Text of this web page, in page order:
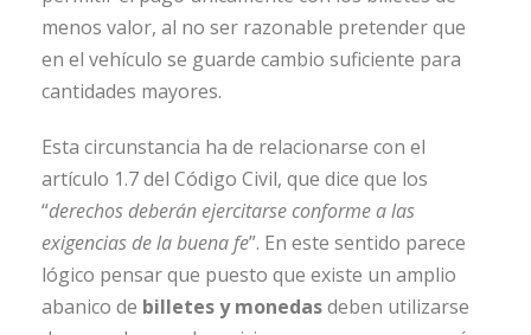
menos valor, al no ser razonable pretender que
en el vehículo se guarde cambio suficiente para
cantidades mayores.
Esta circunstancia ha de relacionarse con el
artículo 1.7 del Código Civil, que dice que los
“derechos deberán ejercitarse conforme a las
exigencias de la buena fe”. En este sentido parece
lógico pensar que puesto que existe un amplio
abanico de billetes y monedasdeben utilizarse